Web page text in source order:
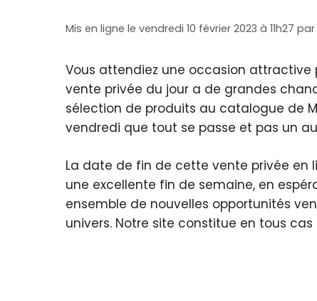
Mis en ligne le vendredi 10 février 2023 à 11h27 par
Vous attendiez une occasion attractive
vente privée du jour a de grandes
sélection de produits au catalogue de
vendredi que tout se passe et pas un
La date de fin de cette vente privée en
une excellente fin de semaine, en
ensemble de nouvelles opportunités
univers. Notre site constitue en tous